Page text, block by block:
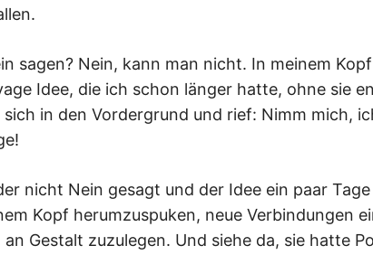
sagen? Nein, kann man nicht. In meinem
Idee, die ich schon länger hatte, ohne sie
in den Vordergrund und rief: Nimm mich,
nicht Nein gesagt und der Idee ein paar
Kopf herumzuspuken, neue Verbindungen
an Gestalt zuzulegen. Und siehe da, sie hatte